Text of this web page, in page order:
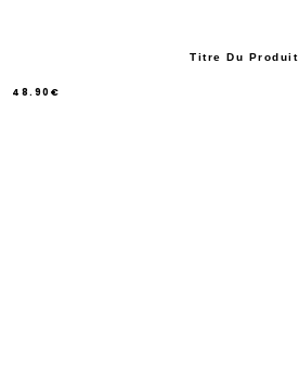
Titre Du Produit
48.90€